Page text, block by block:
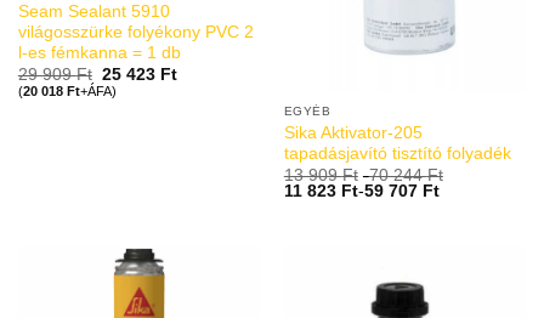
Seam Sealant 5910
világosszürke folyékony PVC 2
l-es fémkanna = 1 db
29 909Ft 25 423 Ft
(20 018 Ft+ÁFA)
EGYÉB
Sika Aktivator-205
tapadásjavító tisztító folyadék
13 909Ft -70 244Ft
11 823 Ft-59 707 Ft